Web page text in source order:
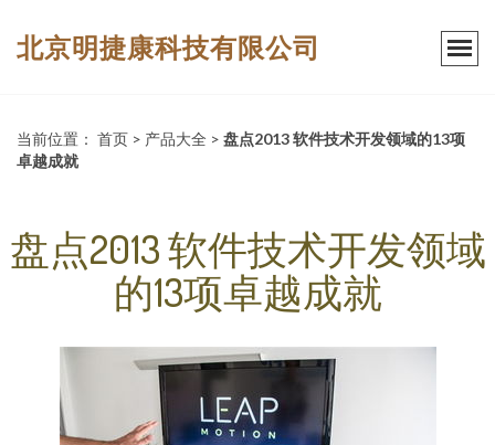
北京明捷康科技有限公司
当前位置： 首页 > 产品大全 > 盘点2013 软件技术开发领域的13项
卓越成就
盘点2013 软件技术开发领域
的13项卓越成就